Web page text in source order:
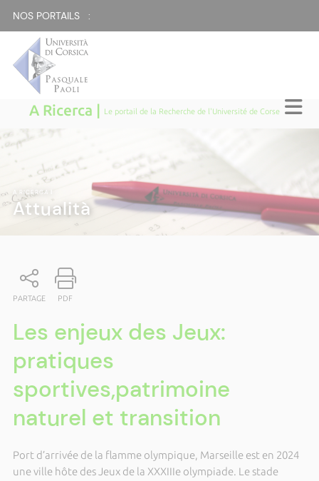
NOS PORTAILS :
A Ricerca | Le portail de la Recherche de l'Université de Corse
A RICERCA
Attualità
PARTAGE PDF
Les enjeux des Jeux:
pratiques
sportives,patrimoine
naturel et transition
Port d’arrivée de la flamme olympique, Marseille est en 2024
une ville hôte des Jeux de la XXXIIIe olympiade. Le stade